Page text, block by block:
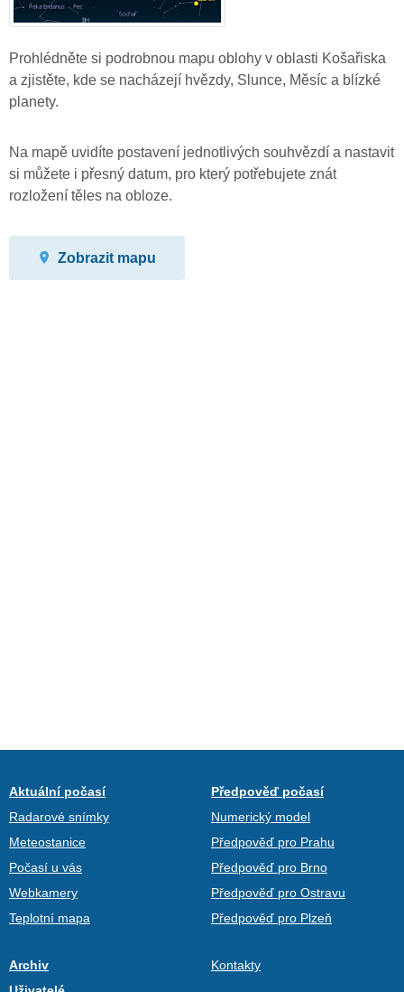
Prohlédněte si podrobnou mapu oblohy v oblasti Košařiska
a zjistěte, kde se nacházejí hvězdy, Slunce, Měsíc a blízké
planety.
Na mapě uvidíte postavení jednotlivých souhvězdí a nastavit
si můžete i přesný datum, pro který potřebujete znát
rozložení těles na obloze.
Zobrazit mapu
Aktuální počasí
Radarové snímky
Meteostanice
Počasí u vás
Webkamery
Teplotní mapa
Předpověď počasí
Numerický model
Předpověď pro Prahu
Předpověď pro Brno
Předpověď pro Ostravu
Předpověď pro Plzeň
Archiv
Kontakty